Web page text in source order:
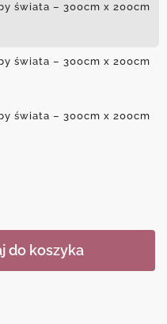
świata – 300cm x 200cm
świata – 300cm x 200cm
świata – 300cm x 200cm
do koszyka